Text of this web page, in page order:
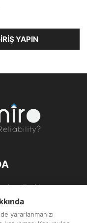
YAPIN
verileri koruma
bu sektörlerle
yayınlayan bir
yararlanmanızı